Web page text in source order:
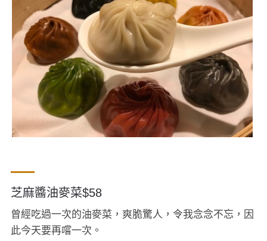
芝麻醬油麥菜$58
曾經吃過一次的油麥菜，爽脆驚人，令我念念不忘，因
此今天要再嚐一次。